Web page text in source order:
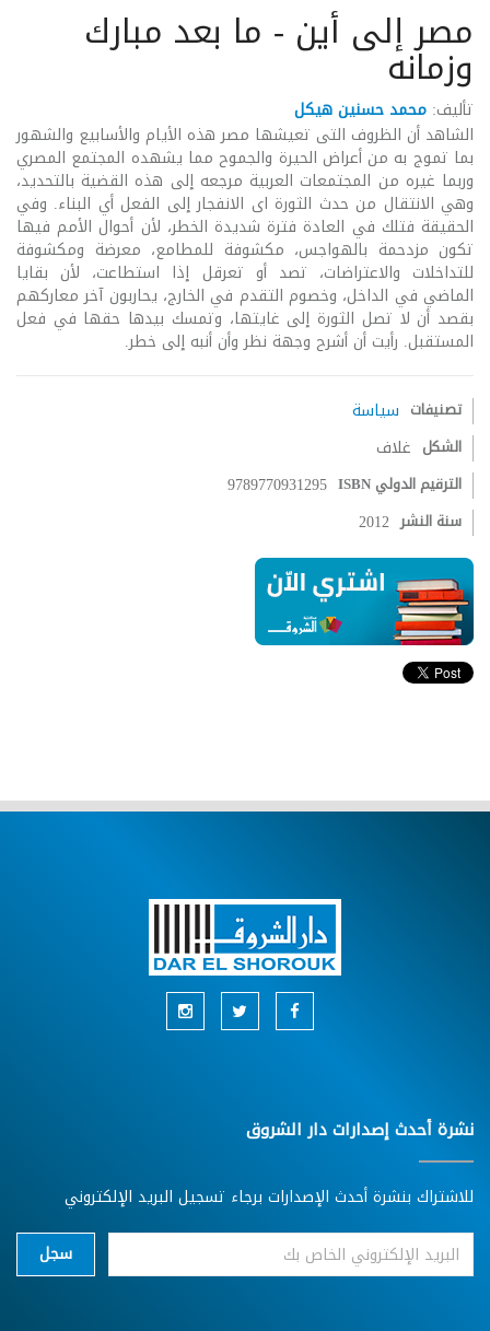
مصر إلى أين - ما بعد مبارك
وزمانه
تأليف: محمد حسنين هيكل
الشاهد أن الظروف التى تعيشها مصر هذه الأيام والأسابيع والشهور
بما تموج به من أعراض الحيرة والجموح مما يشهده المجتمع المصري
وربما غيره من المجتمعات العربية مرجعه إلى هذه القضية بالتحديد،
وهي الانتقال من حدث الثورة اى الانفجار إلى الفعل أي البناء. وفي
الحقيقة فتلك في العادة فترة شديدة الخطر، لأن أحوال الأمم فيها
تكون مزدحمة بالهواجس، مكشوفة للمطامع، معرضة ومكشوفة
للتداخلات والاعتراضات، تصد أو تعرقل إذا استطاعت، لأن بقايا
الماضي في الداخل، وخصوم التقدم في الخارج، يحاربون آخر معاركهم
بقصد أن لا تصل الثورة إلى غايتها، وتمسك بيدها حقها في فعل
المستقبل. رأيت أن أشرح وجهة نظر وأن أنبه إلى خطر.
تصنيفات سياسة
الشكل غلاف
الترقيم الدولي ISBN 9789770931295
سنة النشر 2012
نشرة أحدث إصدارات دار الشروق
للاشتراك بنشرة أحدث الإصدارات برجاء تسجيل البريد الإلكتروني
سجل